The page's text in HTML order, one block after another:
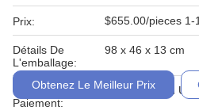
Prix: $655.00/pieces 1-
Détails De
L'emballage:
98 x 46 x 13 cm
Conditions De
Paiement:
T / T, Western
Obtenez Le Meilleur Prix